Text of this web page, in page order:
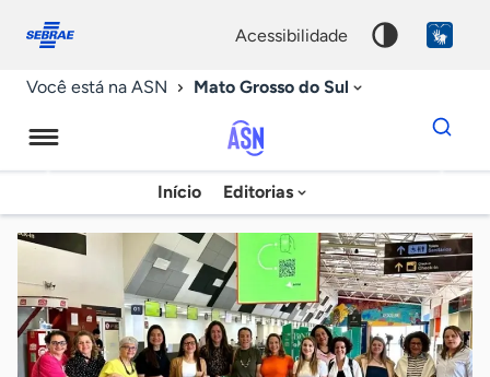
conosco
acessibilidade
Você está na ASN Mato Grosso do Sul
Agência
Sebrae
de
Notícias
Início Editorias
Dados
para
chave